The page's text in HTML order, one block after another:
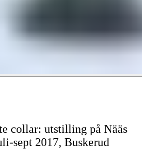
collar: utstilling på Nääs
sept 2017, Buskerud